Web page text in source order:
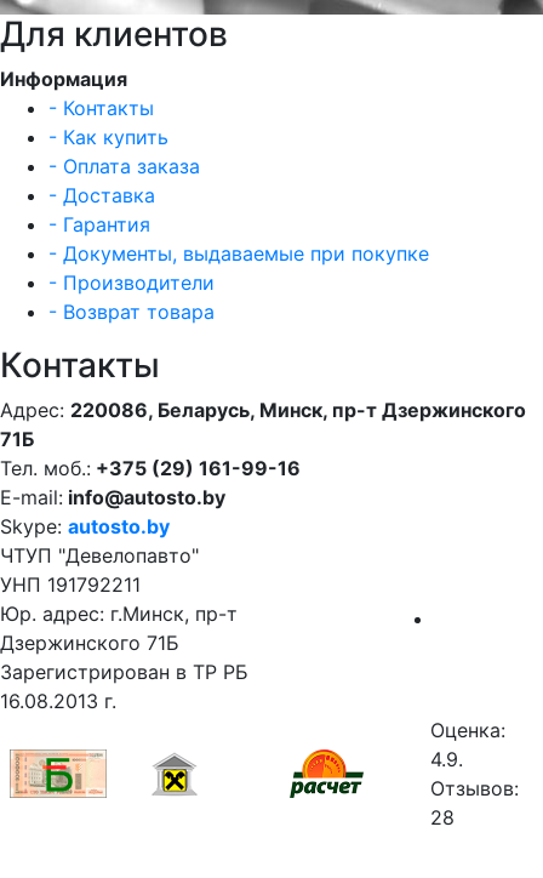
Для клиентов
Информация
- Контакты
- Как купить
- Оплата заказа
- Доставка
- Гарантия
- Документы, выдаваемые при покупке
- Производители
- Возврат товара
Контакты
Адрес: 220086, Беларусь, Минск, пр-т Дзержинского
71Б
Тел. моб.: +375 (29) 161-99-16
E-mail: info@autosto.by
Skype: autosto.by
ЧТУП "Девелопавто"
УНП 191792211
Юр. адрес: г.Минск, пр-т
Дзержинского 71Б
Зарегистрирован в ТР РБ
16.08.2013 г.
Оценка:
4.9.
Отзывов:
28